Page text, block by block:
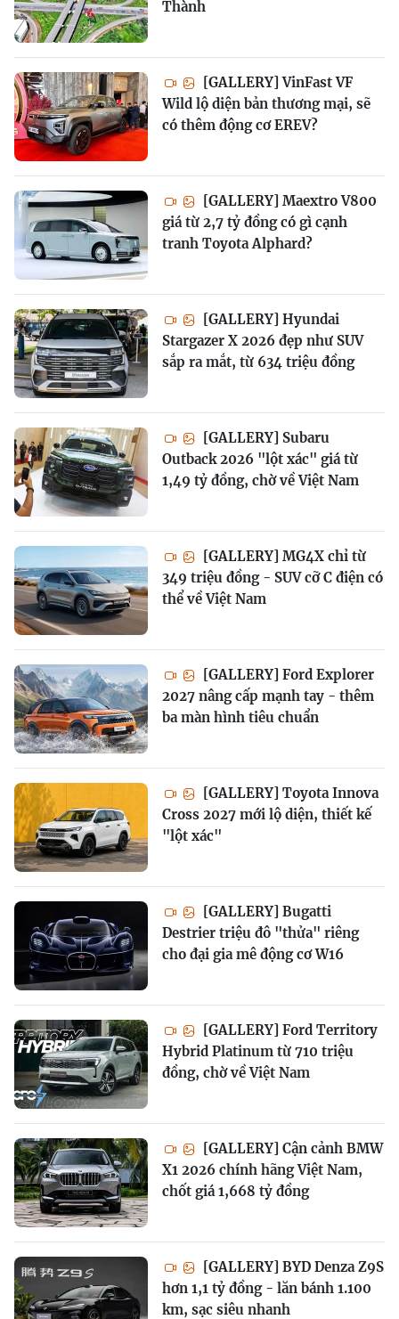
Thành
[GALLERY] VinFast VF
Wild lộ diện bản thương mại, sẽ
có thêm động cơ EREV?
[GALLERY] Maextro V800
giá từ 2,7 tỷ đồng có gì cạnh
tranh Toyota Alphard?
[GALLERY] Hyundai
Stargazer X 2026 đẹp như SUV
sắp ra mắt, từ 634 triệu đồng
[GALLERY] Subaru
Outback 2026 "lột xác" giá từ
1,49 tỷ đồng, chờ về Việt Nam
[GALLERY] MG4X chỉ từ
349 triệu đồng - SUV cỡ C điện có
thể về Việt Nam
[GALLERY] Ford Explorer
2027 nâng cấp mạnh tay - thêm
ba màn hình tiêu chuẩn
[GALLERY] Toyota Innova
Cross 2027 mới lộ diện, thiết kế
"lột xác"
[GALLERY] Bugatti
Destrier triệu đô "thửa" riêng
cho đại gia mê động cơ W16
[GALLERY] Ford Territory
Hybrid Platinum từ 710 triệu
đồng, chờ về Việt Nam
[GALLERY] Cận cảnh BMW
X1 2026 chính hãng Việt Nam,
chốt giá 1,668 tỷ đồng
[GALLERY] BYD Denza Z9S
hơn 1,1 tỷ đồng - lăn bánh 1.100
km, sạc siêu nhanh